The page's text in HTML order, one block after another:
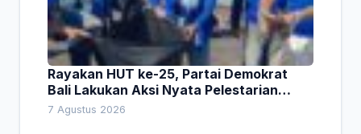
Rayakan HUT ke-25, Partai Demokrat
Bali Lakukan Aksi Nyata Pelestarian
Lingkungan
7 Agustus 2026